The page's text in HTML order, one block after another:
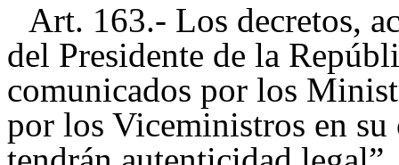
Art. 163.- Los decretos,
del Presidente de la
comunicados por los
por los Viceministros en su